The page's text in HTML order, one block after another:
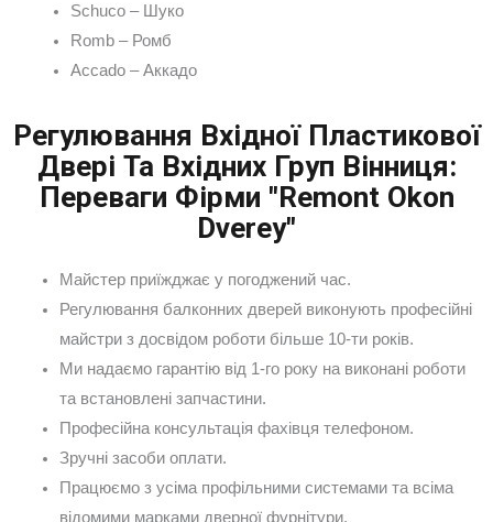
Schuco – Шуко
Romb – Ромб
Accado – Аккадо
Регулювання Вхідної Пластикової
Двері Та Вхідних Груп Вінниця:
Переваги Фірми "Remont Okon
Dverey"
Майстер приїжджає у погоджений час.
Регулювання балконних дверей виконують професійні
майстри з досвідом роботи більше 10-ти років.
Ми надаємо гарантію від 1-го року на виконані роботи
та встановлені запчастини.
Професійна консультація фахівця телефоном.
Зручні засоби оплати.
Працюємо з усіма профільними системами та всіма
відомими марками дверної фурнітури.